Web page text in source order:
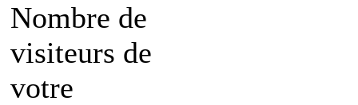
Nombre de
visiteurs de
votre